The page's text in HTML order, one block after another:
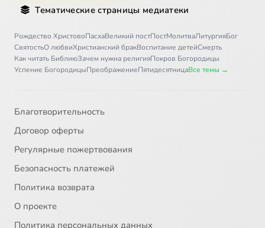
Тематические страницы медиатеки
Рождество ХристовоПасхаВеликий постПостМолитваЛитургияБог
СвятостьО любвиХристианский бракВоспитание детейСмерть
Как читать БиблиюЗачем нужна религияПокров Богородицы
Успение БогородицыПреображениеПятидесятницаВсе темы →
Благотворительность
Договор оферты
Регулярные пожертвования
Безопасность платежей
Политика возврата
О проекте
Политика персональных данных